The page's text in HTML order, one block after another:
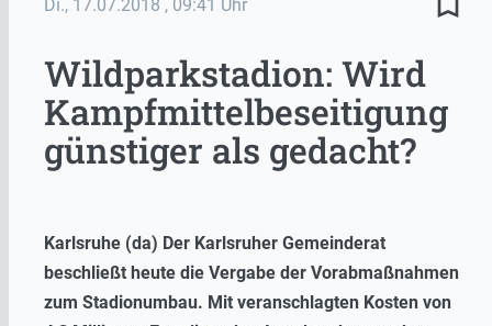
Di., 17.07.2018 , 09:41 Uhr
Wildparkstadion: Wird
Kampfmittelbeseitigung
günstiger als gedacht?
Karlsruhe (da) Der Karlsruher Gemeinderat
beschließt heute die Vergabe der Vorabmaßnahmen
zum Stadionumbau. Mit veranschlagten Kosten von